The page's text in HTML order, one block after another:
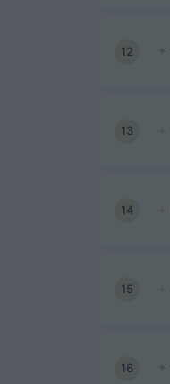
12
13
14
15
16